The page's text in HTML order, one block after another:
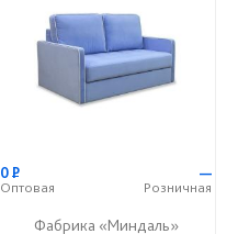
0Р
Оптовая
—
Розничная
Фабрика «Миндаль»